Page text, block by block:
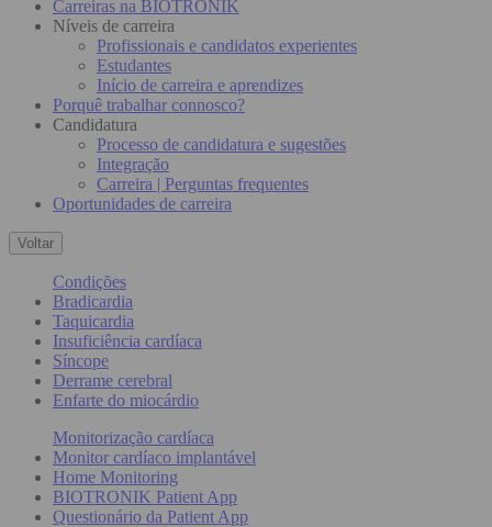
Carreiras na BIOTRONIK
Níveis de carreira
Profissionais e candidatos experientes
Estudantes
Início de carreira e aprendizes
Porquê trabalhar connosco?
Candidatura
Processo de candidatura e sugestões
Integração
Carreira | Perguntas frequentes
Oportunidades de carreira
Voltar
Condições
Bradicardia
Taquicardia
Insuficiência cardíaca
Síncope
Derrame cerebral
Enfarte do miocárdio
Monitorização cardíaca
Monitor cardíaco implantável
Home Monitoring
BIOTRONIK Patient App
Questionário da Patient App